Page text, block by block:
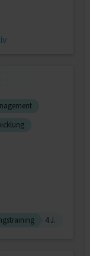
4 J.